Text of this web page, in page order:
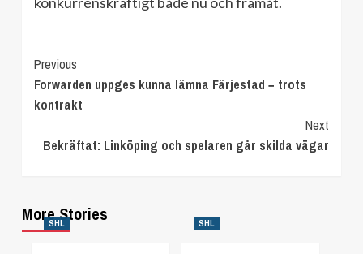
Continue
Reading
Previous
Forwarden uppges kunna lämna Färjestad − trots
kontrakt
Next
Bekräftat: Linköping och spelaren går skilda vägar
More Stories
SHL SHL